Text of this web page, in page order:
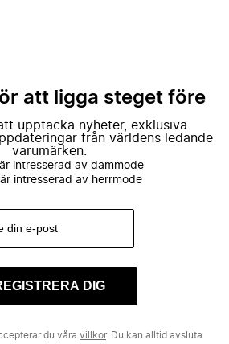
att ligga steget före
upptäcka nyheter, exklusiva
från världens ledande
varumärken.
intresserad av dammode
intresserad av herrmode
DIG
du våra villkor. Du kan alltid avsluta